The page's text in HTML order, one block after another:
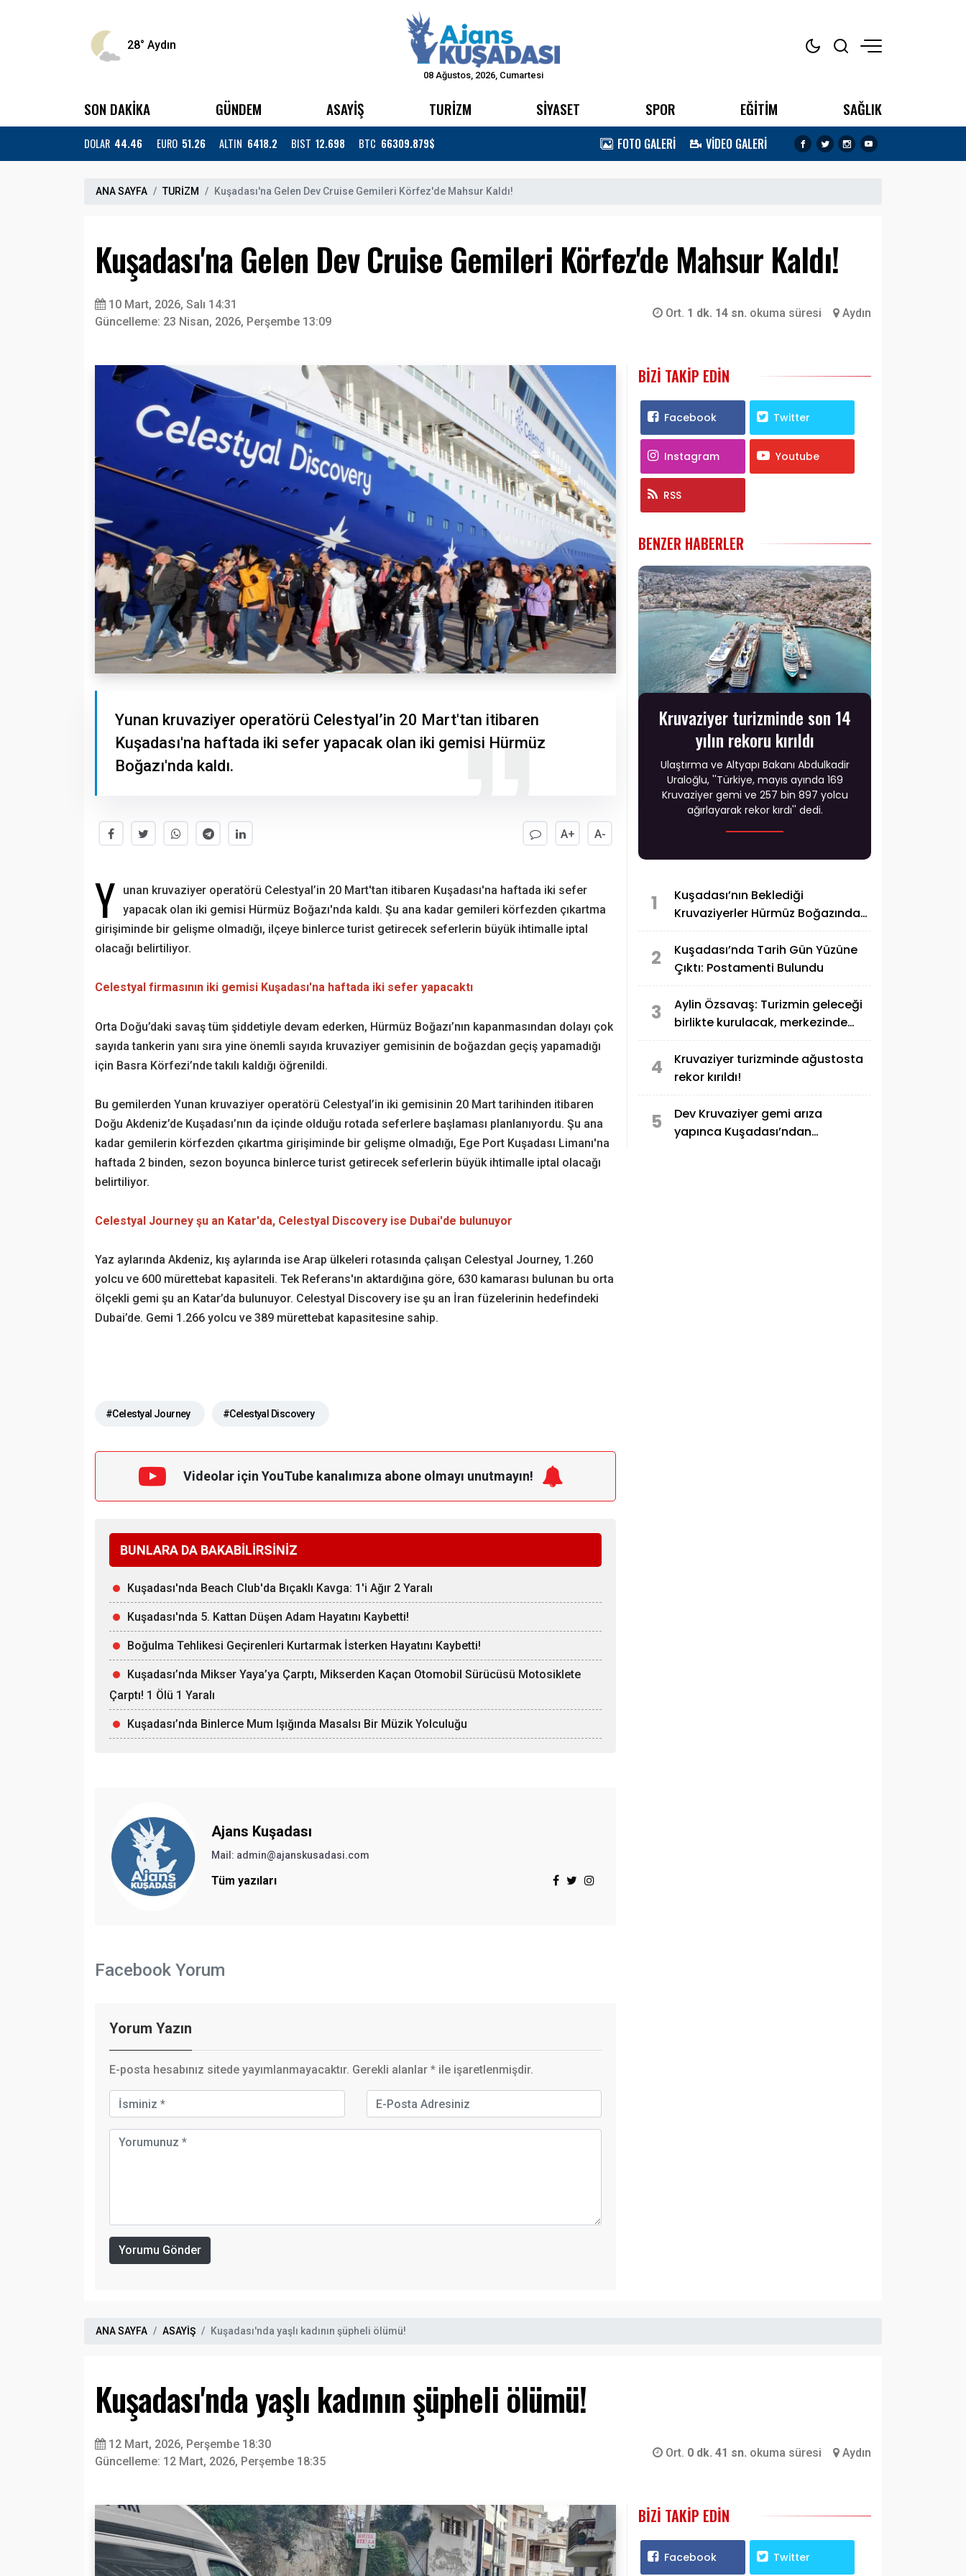
28° Aydın
08 Ağustos, 2026, Cumartesi
SON DAKİKA GÜNDEM ASAYİŞ TURİZM SİYASET SPOR EĞİTİM SAĞLIK
DOLAR 44.46 EURO 51.26 ALTIN 6418.2 BIST 12.698 BTC 66309.879$ FOTO GALERİ VİDEO GALERİ
ANA SAYFA TURİZM Kuşadası'na Gelen Dev Cruise Gemileri Körfez'de Mahsur Kaldı!
Kuşadası'na Gelen Dev Cruise Gemileri Körfez'de Mahsur Kaldı!
10 Mart, 2026, Salı 14:31
Güncelleme: 23 Nisan, 2026, Perşembe 13:09
Ort. 1 dk. 14 sn. okuma süresi Aydın
Yunan kruvaziyer operatörü Celestyal’in 20 Mart'tan itibaren
Kuşadası'na haftada iki sefer yapacak olan iki gemisi Hürmüz
Boğazı'nda kaldı.
A+ A-
Y
unan kruvaziyer operatörü Celestyal’in 20 Mart'tan itibaren Kuşadası'na haftada iki sefer
yapacak olan iki gemisi Hürmüz Boğazı'nda kaldı. Şu ana kadar gemileri körfezden çıkartma
girişiminde bir gelişme olmadığı, ilçeye binlerce turist getirecek seferlerin büyük ihtimalle iptal
olacağı belirtiliyor.
Celestyal firmasının iki gemisi Kuşadası'na haftada iki sefer yapacaktı
Orta Doğu’daki savaş tüm şiddetiyle devam ederken, Hürmüz Boğazı’nın kapanmasından dolayı çok
sayıda tankerin yanı sıra yine önemli sayıda kruvaziyer gemisinin de boğazdan geçiş yapamadığı
için Basra Körfezi’nde takılı kaldığı öğrenildi.
Bu gemilerden Yunan kruvaziyer operatörü Celestyal’in iki gemisinin 20 Mart tarihinden itibaren
Doğu Akdeniz’de Kuşadası’nın da içinde olduğu rotada seferlere başlaması planlanıyordu. Şu ana
kadar gemilerin körfezden çıkartma girişiminde bir gelişme olmadığı, Ege Port Kuşadası Limanı'na
haftada 2 binden, sezon boyunca binlerce turist getirecek seferlerin büyük ihtimalle iptal olacağı
belirtiliyor.
Celestyal Journey şu an Katar'da, Celestyal Discovery ise Dubai'de bulunuyor
Yaz aylarında Akdeniz, kış aylarında ise Arap ülkeleri rotasında çalışan Celestyal Journey, 1.260
yolcu ve 600 mürettebat kapasiteli. Tek Referans'ın aktardığına göre, 630 kamarası bulunan bu orta
ölçekli gemi şu an Katar’da bulunuyor. Celestyal Discovery ise şu an İran füzelerinin hedefindeki
Dubai’de. Gemi 1.266 yolcu ve 389 mürettebat kapasitesine sahip.
#Celestyal Journey #Celestyal Discovery
Videolar için YouTube kanalımıza abone olmayı unutmayın!
BUNLARA DA BAKABİLİRSİNİZ
Kuşadası'nda Beach Club'da Bıçaklı Kavga: 1'i Ağır 2 Yaralı
Kuşadası'nda 5. Kattan Düşen Adam Hayatını Kaybetti!
Boğulma Tehlikesi Geçirenleri Kurtarmak İsterken Hayatını Kaybetti!
Kuşadası’nda Mikser Yaya’ya Çarptı, Mikserden Kaçan Otomobil Sürücüsü Motosiklete
Çarptı! 1 Ölü 1 Yaralı
Kuşadası’nda Binlerce Mum Işığında Masalsı Bir Müzik Yolculuğu
Ajans Kuşadası
Mail: admin@ajanskusadasi.com
Tüm yazıları
Facebook Yorum
Yorum Yazın
E-posta hesabınız sitede yayımlanmayacaktır. Gerekli alanlar * ile işaretlenmişdir.
Yorumu Gönder
BIZI TAKIP EDIN
Facebook Twitter
Instagram Youtube
RSS
BENZER HABERLER
Kruvaziyer turizminde son 14
yılın rekoru kırıldı
Ulaştırma ve Altyapı Bakanı Abdulkadir
Uraloğlu, ''Türkiye, mayıs ayında 169
Kruvaziyer gemi ve 257 bin 897 yolcu
ağırlayarak rekor kırdı'' dedi.
1
Kuşadası’nın Beklediği
Kruvaziyerler Hürmüz Boğazından
2
Kuşadası’nda Tarih Gün Yüzüne
Çıktı: Postamenti Bulundu
3
Aylin Özsavaş: Turizmin geleceği
birlikte kurulacak, merkezinde
4
Kruvaziyer turizminde ağustosta
rekor kırıldı!
5
Dev Kruvaziyer gemi arıza
yapınca Kuşadası’ndan
ANA SAYFA ASAYİŞ Kuşadası'nda yaşlı kadının şüpheli ölümü!
Kuşadası'nda yaşlı kadının şüpheli ölümü!
12 Mart, 2026, Perşembe 18:30
Güncelleme: 12 Mart, 2026, Perşembe 18:35
Ort. 0 dk. 41 sn. okuma süresi Aydın
BIZI TAKIP EDIN
Facebook Twitter